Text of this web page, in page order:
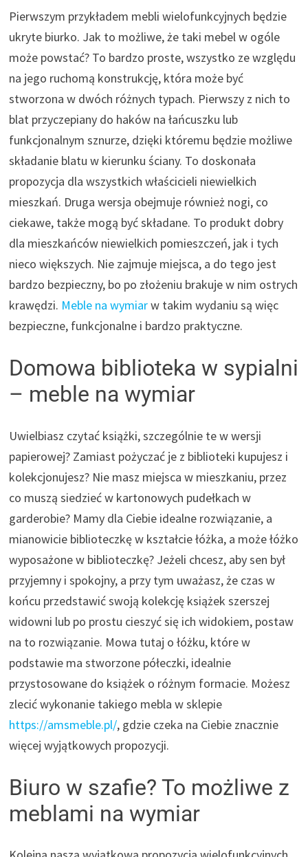
Pierwszym przykładem mebli wielofunkcyjnych będzie
ukryte biurko. Jak to możliwe, że taki mebel w ogóle
może powstać? To bardzo proste, wszystko ze względu
na jego ruchomą konstrukcję, która może być
stworzona w dwóch różnych typach. Pierwszy z nich to
blat przyczepiany do haków na łańcuszku lub
funkcjonalnym sznurze, dzięki któremu będzie możliwe
składanie blatu w kierunku ściany. To doskonała
propozycja dla wszystkich właścicieli niewielkich
mieszkań. Druga wersja obejmuje również nogi, co
ciekawe, także mogą być składane. To produkt dobry
dla mieszkańców niewielkich pomieszczeń, jak i tych
nieco większych. Nie zajmuje miejsca, a do tego jest
bardzo bezpieczny, bo po złożeniu brakuje w nim ostrych
krawędzi. Meble na wymiarw takim wydaniu są więc
bezpieczne, funkcjonalne i bardzo praktyczne.
Domowa biblioteka w sypialni
– meble na wymiar
Uwielbiasz czytać książki, szczególnie te w wersji
papierowej? Zamiast pożyczać je z biblioteki kupujesz i
kolekcjonujesz? Nie masz miejsca w mieszkaniu, przez
co muszą siedzieć w kartonowych pudełkach w
garderobie? Mamy dla Ciebie idealne rozwiązanie, a
mianowicie biblioteczkę w kształcie łóżka, a może łóżko
wyposażone w biblioteczkę? Jeżeli chcesz, aby sen był
przyjemny i spokojny, a przy tym uważasz, że czas w
końcu przedstawić swoją kolekcję książek szerszej
widowni lub po prostu cieszyć się ich widokiem, postaw
na to rozwiązanie. Mowa tutaj o łóżku, które w
podstawie ma stworzone półeczki, idealnie
przystosowane do książek o różnym formacie. Możesz
zlecić wykonanie takiego mebla w sklepie
https://amsmeble.pl/, gdzie czeka na Ciebie znacznie
więcej wyjątkowych propozycji.
Biuro w szafie? To możliwe z
meblami na wymiar